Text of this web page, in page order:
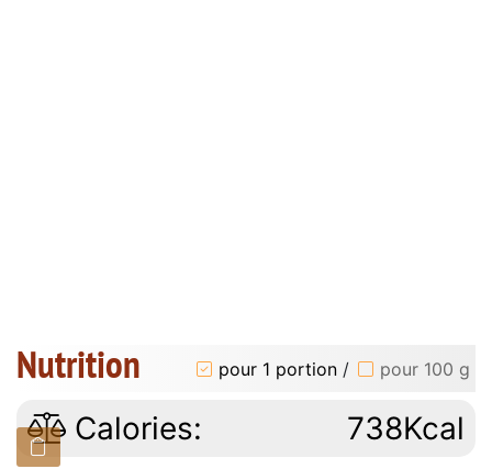
Nutrition pour 1 portion / pour 100 g
Calories: 738Kcal